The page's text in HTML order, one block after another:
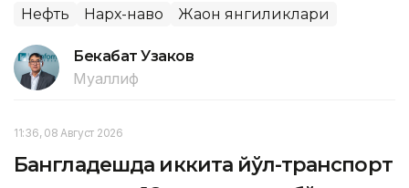
Нефть Нарх-наво Жаҳон янгиликлари
Бекабат Узаков
Муаллиф
11:36, 08 Август 2026
Бангладешда иккита йўл-транспорт